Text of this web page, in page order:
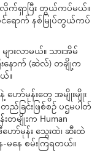
က်ရှာပြီး တွယ်ကပ်မယ်။
င်ရောက် နစ်မြုပ်တွယ်ကပ်
ျားလာမယ်။ သားအိမ်
နောက် (ဆဲလ်) တချို့က
။
ဟော်မုန်းတွေ အမျိုးမျိုး
ခြင်းဖြစ်စဉ် ပဌမပါတ်
မျိုးက Human
ဟော်မုန်း သွေးထဲ၊ ဆီးထဲ
မနေ စမ်းကြရတယ်။